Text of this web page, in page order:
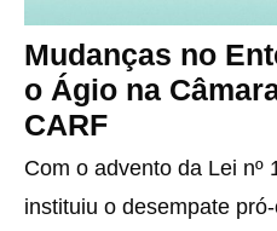
Mudanças no
o Ágio na
CARF
Com o advento da Lei nº
instituiu o desempate